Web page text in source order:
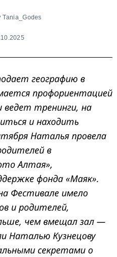
Tania_Godes
географию в
профориентацией
ведет тренинги, на
и находить
Наталья провела
в
Алтая»,
фонда «Маяк».
Фестивале имело
и родителей,
чем вмещал зал —
Наталью Кузнецову
секретами о